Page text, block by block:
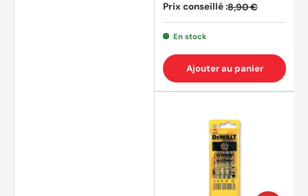
Prix conseillé :8,90 €
En stock
Ajouter au panier